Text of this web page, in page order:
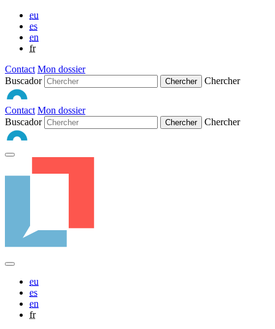
eu
es
en
fr
Contact Mon dossier
Buscador
Chercher
Contact Mon dossier
Buscador
Chercher
eu
es
en
fr